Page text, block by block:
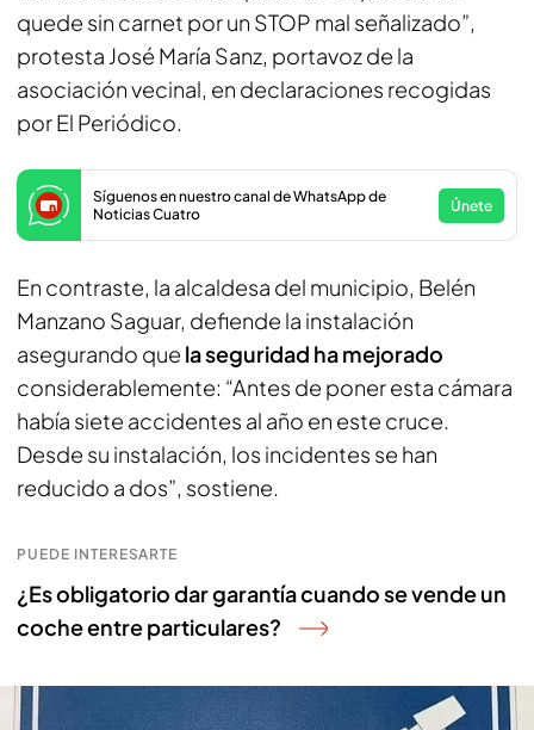
quede sin carnet por un STOP mal señalizado”,
protesta José María Sanz, portavoz de la
asociación vecinal, en declaraciones recogidas
por El Periódico.
Síguenos en nuestro canal de WhatsApp de
Noticias Cuatro
Únete
En contraste, la alcaldesa del municipio, Belén
Manzano Saguar, defiende la instalación
asegurando que la seguridad ha mejorado
considerablemente: “Antes de poner esta cámara
había siete accidentes al año en este cruce.
Desde su instalación, los incidentes se han
reducido a dos”, sostiene.
PUEDE INTERESARTE
¿Es obligatorio dar garantía cuando se vende un
coche entre particulares?